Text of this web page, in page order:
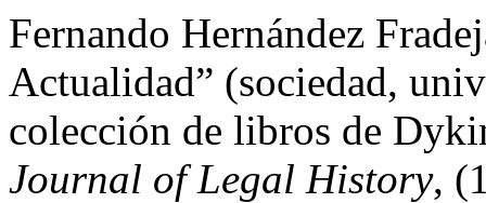
Fernando Hernández
Actualidad” (sociedad,
colección de libros de
Journal of Legal History,